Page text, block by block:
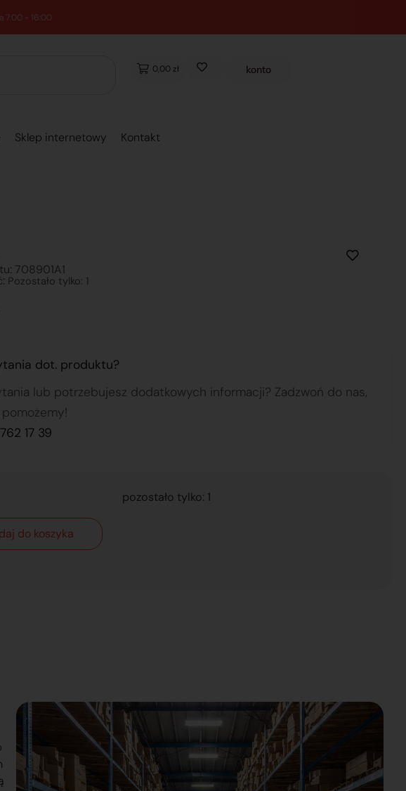
16:00
0,00 zł konto
Sklep internetowy Kontakt
708901A1
Pozostało tylko: 1
dot. produktu?
lub potrzebujesz dodatkowych informacji? Zadzwoń do nas,
17 39
pozostało tylko: 1
do koszyka